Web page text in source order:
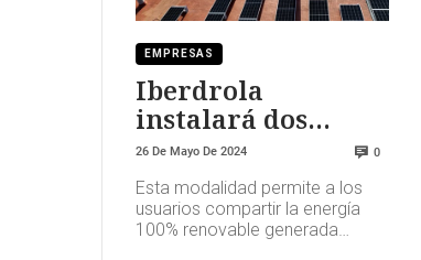
EMPRESAS
Iberdrola
instalará dos
nuevas
comunidades
solares en Ourense
y Lugo
26 De Mayo De 2024 0
Esta modalidad permite a los
usuarios compartir la energía
100% renovable generada